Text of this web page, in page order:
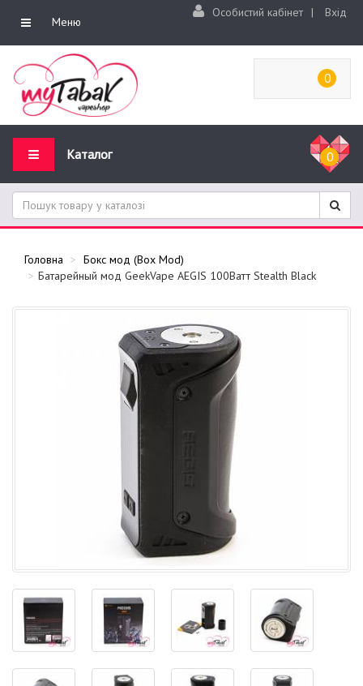
Меню
Особистий кабінет | Вхід
0
Каталог 0
Головна
Бокс мод (Box Mod)
Батарейный мод GeekVape AEGIS 100Ватт Stealth Black